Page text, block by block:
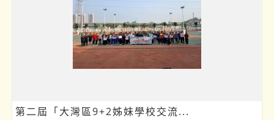
第二屆「大灣區9+2姊妹學校交流...